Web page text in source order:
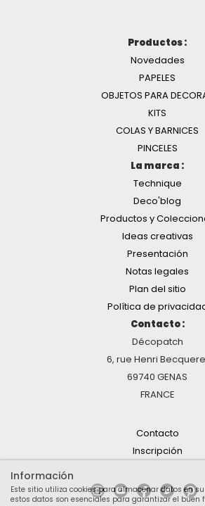
Productos :
Novedades
PAPELES
OBJETOS PARA
KITS
COLAS Y BARNICES
PINCELES
La marca :
Technique
Deco'blog
Productos y
Ideas creativas
Presentación
Notas legales
Plan del sitio
Política de
Contacto :
Décopatch
6, rue Henri
69740 GENAS
FRANCE
Contacto
Inscripción
Información
Este sitio utiliza cookies para almacenar datos en
estos datos son esenciales para garantizar el buen